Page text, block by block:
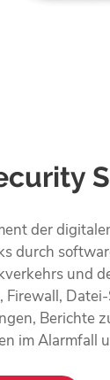
der
durch
und
Firewall,
Berichte
im Alarmfall